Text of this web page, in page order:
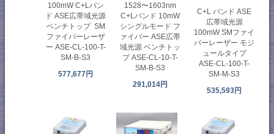
100mW C+Lバン
ド ASE広帯域光源
ベンチトップ SM
ファイバーレーザ
ー ASE-CL-100-T-
SM-B-S3
577,677円
1528〜1603nm
C+Lバンド 10mW
シングルモード フ
ァイバー ASE広帯
域光源 ベンチトッ
プ ASE-CL-10-T-
SM-B-S3
291,014円
C+L バンド ASE
広帯域光源
100mW SMファイ
バーレーザー モジ
ュールタイプ
ASE-CL-100-T-
SM-M-S3
535,593円